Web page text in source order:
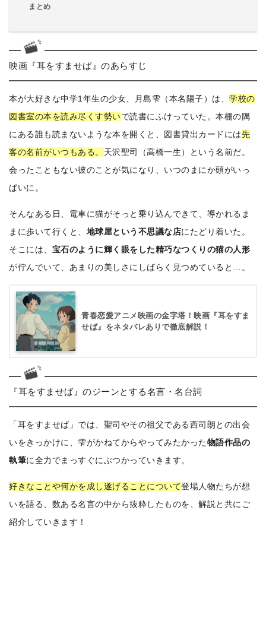
まとめ
映画『耳をすませば』のあらすじ
本が大好きな中学1年生の少女、月島雫（本名陽子）は、学校の
図書室の本を読み尽くす勢いで読書にふけっていた。本棚の隅
にある誰も読まないような本を開くと、図書貸出カードには先
客の名前がいつもある。 天沢聖司（高橋一生）という名前だ。
会ったこともない彼のことが気になり、いつのまにか頭がいっ
ぱいに。
そんなある日、電車に猫がそっと乗り込んできて、導かれるま
まに歩いて行くと、 地球屋という不思議な店にたどり着いた。
そこには、 宝石のように輝く眼をした精巧なつくりの猫の人形
が佇んでいて、あまりの美しさにしばらく見つめていると…。
青春恋愛アニメ映画の金字塔！映画『耳をすま
せば』をネタバレありで徹底解説！
『耳をすませば』のジーンとする名言・名台詞
「耳をすませば」では、聖司やその祖父である西司朗との出会
いをきっかけに、雫がかねてからやってみたかった物語作品の
執筆に全力でまっすぐにぶつかっていきます。
好きなことや何かを成し遂げることについて登場人物たちが想
いを語る、数ある名言の中から抜粋したものを、解説と共にご
紹介していきます！